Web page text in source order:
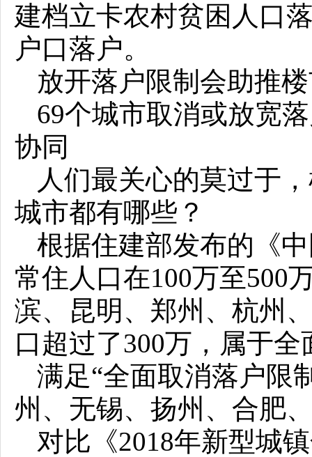
建档立卡农村贫困人口
户口落户。
放开落户限制会助推
69个城市取消或放宽
协同
人们最关心的莫过于
城市都有哪些？
根据住建部发布的《
常住人口在100万至500
滨、昆明、郑州、杭州
口超过了300万，属于
满足“全面取消落户限
州、无锡、扬州、合肥
对比《2018年新型城